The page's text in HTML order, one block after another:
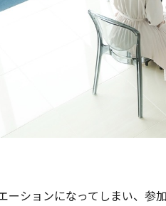
ーションになってしまい、